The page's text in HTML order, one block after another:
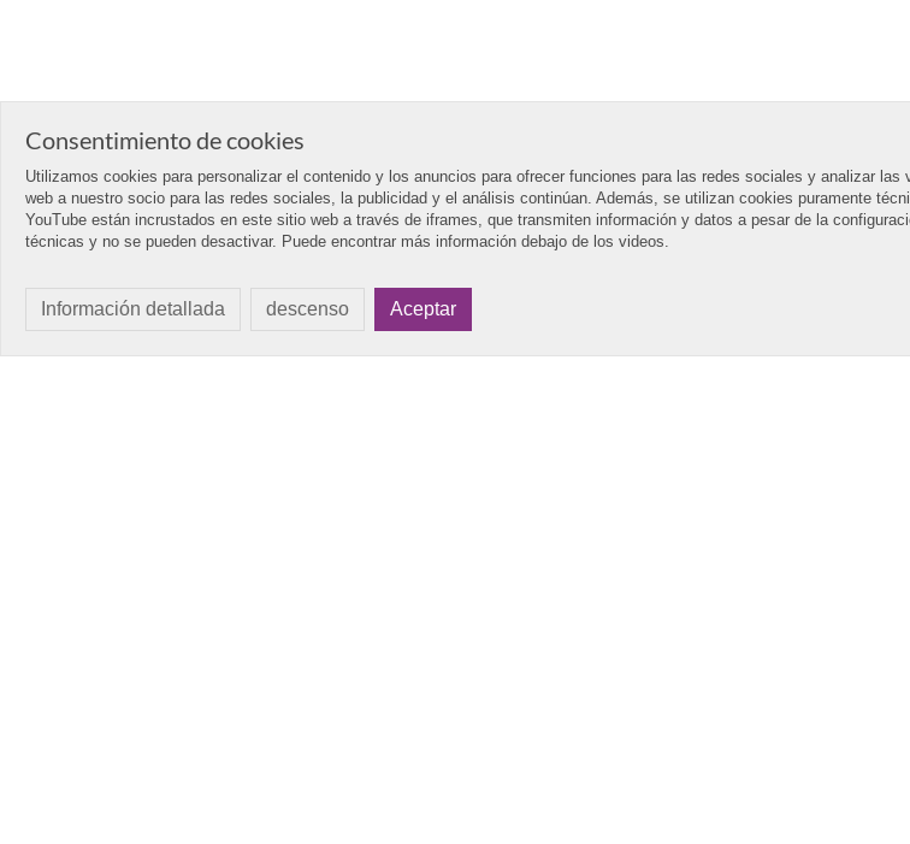
Consentimiento de cookies
Utilizamos cookies para personalizar el contenido y los anuncios para ofrecer funciones para las redes sociales y analizar
web a nuestro socio para las redes sociales, la publicidad y el análisis continúan. Además, se utilizan cookies puramente
YouTube están incrustados en este sitio web a través de iframes, que transmiten información y datos a pesar de la
técnicas y no se pueden desactivar. Puede encontrar más información debajo de los videos.
Información detallada descenso Aceptar